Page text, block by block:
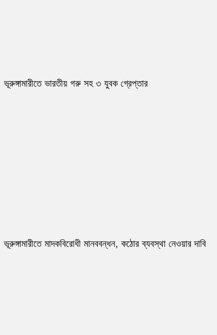
ভূরুঙ্গামারীতে ভারতীয় গরু সহ ৩ যুবক গ্রেপ্তার
ভূরুঙ্গামারীতে মাদকবিরোধী মানববন্ধন, কঠোর ব্যবস্থা নেওয়ার দাবি